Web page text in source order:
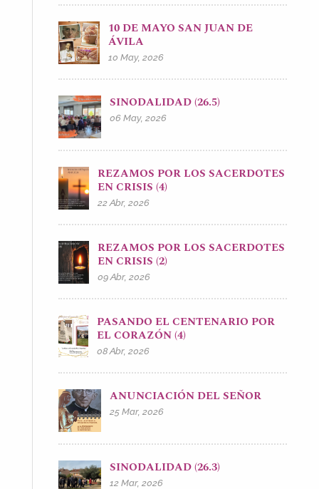
10 DE MAYO SAN JUAN DE
ÁVILA
10 May, 2026
SINODALIDAD (26.5)
06 May, 2026
REZAMOS POR LOS SACERDOTES
EN CRISIS (4)
22 Abr, 2026
REZAMOS POR LOS SACERDOTES
EN CRISIS (2)
09 Abr, 2026
PASANDO EL CENTENARIO POR
EL CORAZÓN (4)
08 Abr, 2026
ANUNCIACIÓN DEL SEÑOR
25 Mar, 2026
SINODALIDAD (26.3)
12 Mar, 2026